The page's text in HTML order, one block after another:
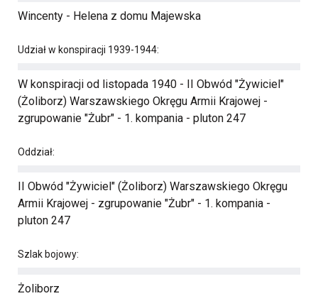
Wincenty - Helena z domu Majewska
Udział w konspiracji 1939-1944:
W konspiracji od listopada 1940 - II Obwód "Żywiciel"
(Żoliborz) Warszawskiego Okręgu Armii Krajowej -
zgrupowanie "Żubr" - 1. kompania - pluton 247
Oddział:
II Obwód "Żywiciel" (Żoliborz) Warszawskiego Okręgu
Armii Krajowej - zgrupowanie "Żubr" - 1. kompania -
pluton 247
Szlak bojowy:
Żoliborz